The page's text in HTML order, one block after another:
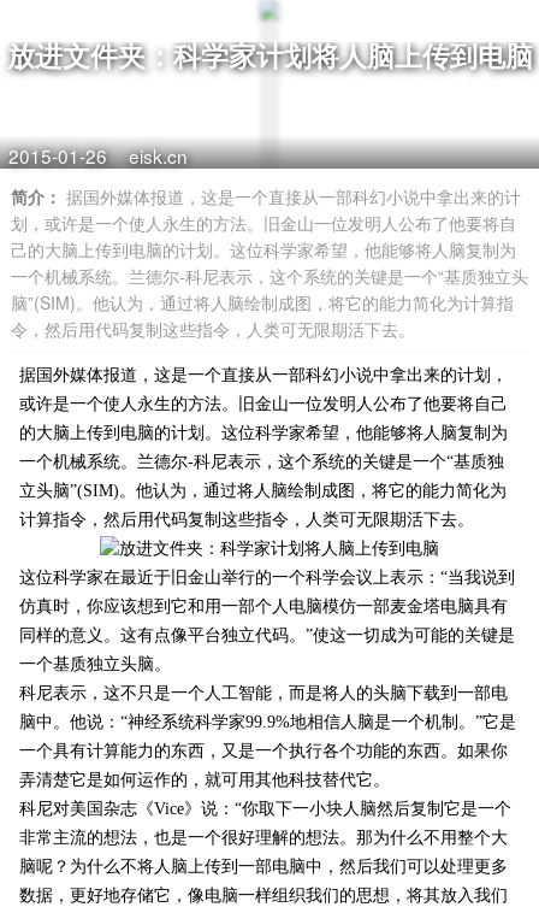
放进文件夹：科学家计划将人脑上传到电脑
2015-01-26 eisk.cn
简介： 据国外媒体报道，这是一个直接从一部科幻小说中拿出来的计
划，或许是一个使人永生的方法。旧金山一位发明人公布了他要将自
己的大脑上传到电脑的计划。这位科学家希望，他能够将人脑复制为
一个机械系统。兰德尔-科尼表示，这个系统的关键是一个“基质独立头
脑”(SIM)。他认为，通过将人脑绘制成图，将它的能力简化为计算指
令，然后用代码复制这些指令，人类可无限期活下去。
据国外媒体报道，这是一个直接从一部科幻小说中拿出来的计划，
或许是一个使人永生的方法。旧金山一位发明人公布了他要将自己
的大脑上传到电脑的计划。这位科学家希望，他能够将人脑复制为
一个机械系统。兰德尔-科尼表示，这个系统的关键是一个“基质独
立头脑”(SIM)。他认为，通过将人脑绘制成图，将它的能力简化为
计算指令，然后用代码复制这些指令，人类可无限期活下去。
这位科学家在最近于旧金山举行的一个科学会议上表示：“当我说到
仿真时，你应该想到它和用一部个人电脑模仿一部麦金塔电脑具有
同样的意义。这有点像平台独立代码。”使这一切成为可能的关键是
一个基质独立头脑。
科尼表示，这不只是一个人工智能，而是将人的头脑下载到一部电
脑中。他说：“神经系统科学家99.9%地相信人脑是一个机制。”它是
一个具有计算能力的东西，又是一个执行各个功能的东西。如果你
弄清楚它是如何运作的，就可用其他科技替代它。
科尼对美国杂志《Vice》说：“你取下一小块人脑然后复制它是一个
非常主流的想法，也是一个很好理解的想法。那为什么不用整个大
脑呢？为什么不将人脑上传到一部电脑中，然后我们可以处理更多
数据，更好地存储它，像电脑一样组织我们的思想，将其放入我们